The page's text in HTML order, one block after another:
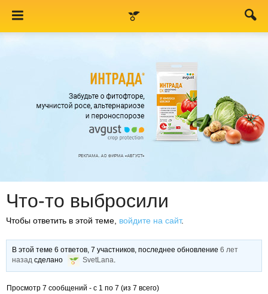
Что-то выбросили
Чтобы ответить в этой теме, войдите на сайт.
В этой теме 6 ответов, 7 участников, последнее обновление6 лет
назад сделано SvetLana.
Просмотр 7 сообщений - с 1 по 7 (из 7 всего)